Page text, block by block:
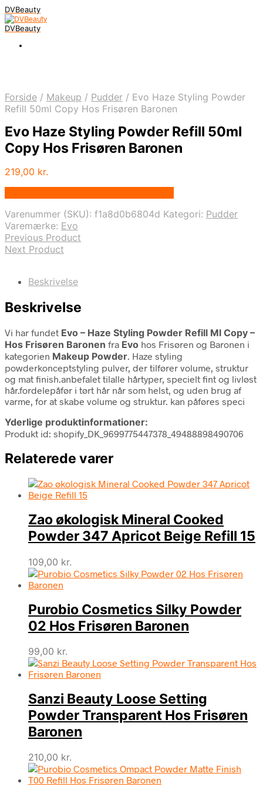
DVBeauty
DVBeauty
Forside / Makeup / Pudder / Evo Haze Styling Powder
Refill 50ml Copy Hos Frisøren Baronen
Evo Haze Styling Powder Refill 50ml
Copy Hos Frisøren Baronen
219,00 kr.
Varenummer (SKU): f1a8d0b6804d Kategori: Pudder
Varemærke: Evo
Previous Product
Next Product
Beskrivelse
Beskrivelse
Vi har fundet Evo – Haze Styling Powder Refill Ml Copy –
Hos Frisøren Baronen fra Evo hos Frisøren og Baronen i
kategorien Makeup Powder. Haze styling
powderkonceptstyling pulver, der tilfører volume, struktur
og mat finish.anbefalet tilalle hårtyper, specielt fint og livløst
hår.fordelepåfør i tørt hår når som helst, og uden brug af
varme, for at skabe volume og struktur. kan påføres speci
Yderlige produktinformationer:
Produkt id: shopify_DK_9699775447378_49488898490706
Relaterede varer
Zao økologisk Mineral Cooked
Powder 347 Apricot Beige Refill 15
109,00 kr.
Purobio Cosmetics Silky Powder
02 Hos Frisøren Baronen
99,00 kr.
Sanzi Beauty Loose Setting
Powder Transparent Hos Frisøren
Baronen
210,00 kr.